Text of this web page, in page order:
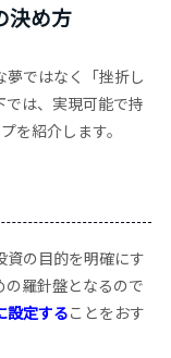
決め方
ではなく「挫折し
は、実現可能で持
を紹介します。
資の目的を明確にす
羅針盤となるので
設定することをおす